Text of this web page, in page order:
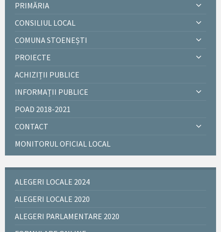
PRIMĂRIA
CONSILIUL LOCAL
COMUNA STOENEȘTI
PROIECTE
ACHIZIȚII PUBLICE
INFORMAȚII PUBLICE
POAD 2018-2021
CONTACT
MONITORUL OFICIAL LOCAL
ALEGERI LOCALE 2024
ALEGERI LOCALE 2020
ALEGERI PARLAMENTARE 2020